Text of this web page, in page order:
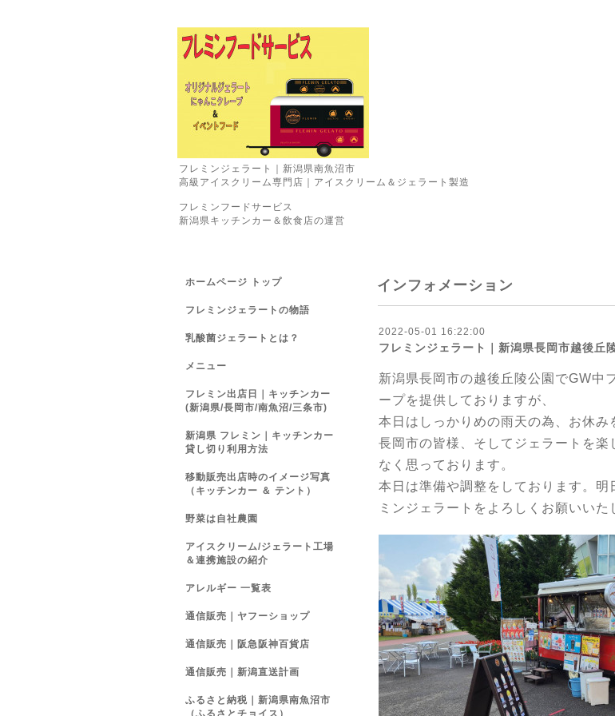
フレミンジェラート｜新潟県南魚沼市
高級アイスクリーム専門店｜アイスクリーム＆ジェラート製造
フレミンフードサービス
新潟県キッチンカー＆飲食店の運営
インフォメーション
2022-05-01 16:22:00
フレミンジェラート｜新潟県長岡市越後丘
新潟県長岡市の越後丘陵公園でGW中
ープを提供しておりますが、
本日はしっかりめの雨天の為、お休み
長岡市の皆様、そしてジェラートを
なく思っております。
本日は準備や調整をしております。
ミンジェラートをよろしくお願いいた
ホームページ トップ
フレミンジェラートの物語
乳酸菌ジェラートとは？
メニュー
フレミン出店日｜キッチンカー
(新潟県/長岡市/南魚沼/三条市)
新潟県 フレミン｜キッチンカー
貸し切り利用方法
移動販売出店時のイメージ写真
（キッチンカー ＆ テント）
野菜は自社農園
アイスクリーム/ジェラート工場
＆連携施設の紹介
アレルギー 一覧表
通信販売｜ヤフーショップ
通信販売｜阪急阪神百貨店
通信販売｜新潟直送計画
ふるさと納税｜新潟県南魚沼市
（ふるさとチョイス）